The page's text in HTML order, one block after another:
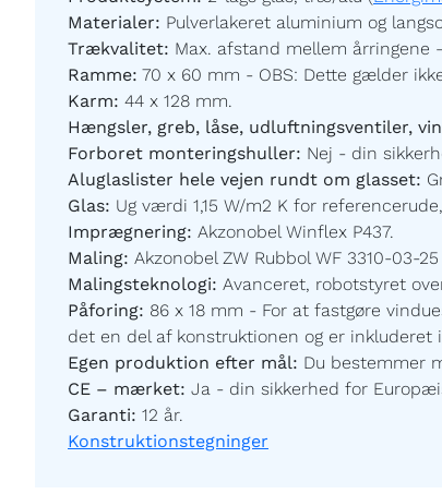
Materialer: Pulverlakeret aluminium og
Trækvalitet: Max. afstand mellem årringene
Ramme: 70 x 60 mm - OBS: Dette gælder
Karm: 44 x 128 mm.
Hængsler, greb, låse, udluftningsventiler,
Forboret monteringshuller: Nej - din
Aluglaslister hele vejen rundt om glasset:
Glas: Ug værdi 1,15 W/m2 K for
Imprægnering: Akzonobel Winflex P437.
Maling: Akzonobel ZW Rubbol WF 3310-03-
Malingsteknologi: Avanceret, robotstyret
Påforing: 86 x 18 mm - For at fastgøre
det en del af konstruktionen og er
Egen produktion efter mål: Du bestemmer
CE – mærket: Ja - din sikkerhed for
Garanti: 12 år.
Konstruktionstegninger